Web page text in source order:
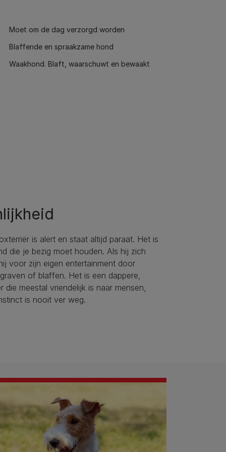
Moet om de dag verzorgd worden
Blaffende en spraakzame hond
Waakhond. Blaft, waarschuwt en bewaakt
is alert en staat altijd paraat. Het is
die je bezig moet houden. Als hij zich
voor zijn eigen entertainment door
of blaffen. Het is een dappere,
die meestal vriendelijk is naar mensen,
is nooit ver weg.